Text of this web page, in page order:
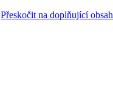
Přeskočit na doplňující obsah